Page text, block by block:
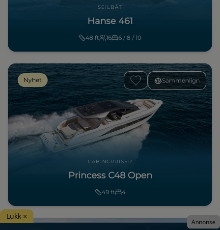
SEILBÅT
Hanse 461
48 ft 16 6 / 8 / 10
Sammenlign
Nyhet
CABINCRUISER
Princess C48 Open
49 ft 4
Annonse
Lukk ×